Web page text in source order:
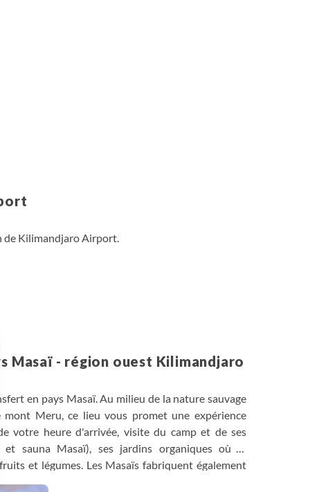
de Kilimandjaro Airport.
Masaï - région ouest Kilimandjaro
en pays Masaï. Au milieu de la nature sauvage
Meru, ce lieu vous promet une expérience
votre heure d'arrivée, visite du camp et de ses
sauna Masaï), ses jardins organiques où la
et légumes. Les Masaïs fabriquent également
tardive, cette balade pourra se faire le lendemain).